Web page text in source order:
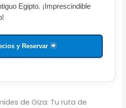
Egipto. ¡Imprescindible
y Reservar
de Giza: Tu ruta de